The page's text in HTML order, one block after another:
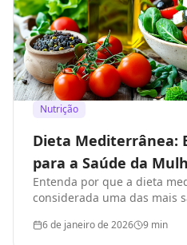
Nutrição
Dieta Mediterrânea:
para a Saúde da
Entenda por que a dieta
considerada uma das mais
6 de janeiro de 2026 9 min